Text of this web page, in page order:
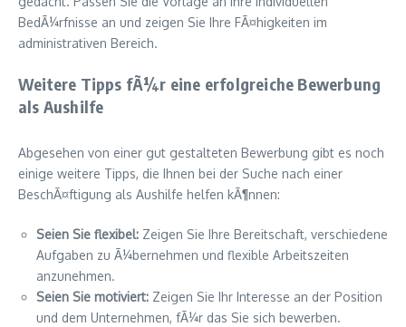
BedÃ¼rfnisse an und zeigen Sie Ihre FÃ¤higkeiten im
administrativen Bereich.
Weitere Tipps fÃ¼r eine erfolgreiche Bewerbung
als Aushilfe
Abgesehen von einer gut gestalteten Bewerbung gibt es noch
einige weitere Tipps, die Ihnen bei der Suche nach einer
BeschÃ¤ftigung als Aushilfe helfen kÃ¶nnen:
Seien Sie flexibel: Zeigen Sie Ihre Bereitschaft, verschiedene
Aufgaben zu Ã¼bernehmen und flexible Arbeitszeiten
anzunehmen.
Seien Sie motiviert: Zeigen Sie Ihr Interesse an der Position
und dem Unternehmen, fÃ¼r das Sie sich bewerben.